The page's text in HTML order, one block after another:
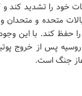
خود را تشدید کند
متحده و متحدان
حفظ کند. با این
روسیه پس از خروج
جنگ است.